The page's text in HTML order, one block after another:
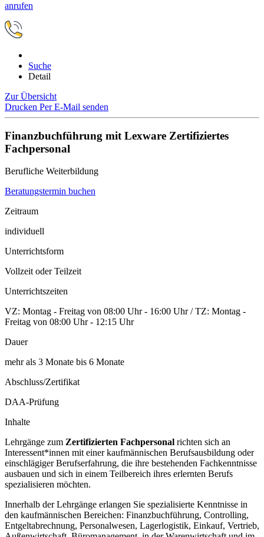
anrufen
Suche
Detail
Zur Übersicht
Drucken Per E-Mail senden
Finanzbuchführung mit Lexware Zertifiziertes
Fachpersonal
Berufliche Weiterbildung
Beratungstermin buchen
Zeitraum
individuell
Unterrichtsform
Vollzeit oder Teilzeit
Unterrichtszeiten
VZ: Montag - Freitag von 08:00 Uhr - 16:00 Uhr / TZ: Montag -
Freitag von 08:00 Uhr - 12:15 Uhr
Dauer
mehr als 3 Monate bis 6 Monate
Abschluss/Zertifikat
DAA-Prüfung
Inhalte
Lehrgänge zum Zertifizierten Fachpersonal richten sich an
Interessent*innen mit einer kaufmännischen Berufsausbildung oder
einschlägiger Berufserfahrung, die ihre bestehenden Fachkenntnisse
ausbauen und sich in einem Teilbereich ihres erlernten Berufs
spezialisieren möchten.
Innerhalb der Lehrgänge erlangen Sie spezialisierte Kenntnisse in
den kaufmännischen Bereichen: Finanzbuchführung, Controlling,
Entgeltabrechnung, Personalwesen, Lagerlogistik, Einkauf, Vertrieb,